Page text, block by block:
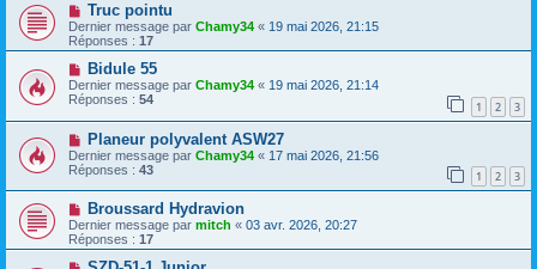
Truc pointu
Dernier message par Chamy34 « 19 mai 2026, 21:15
Réponses : 17
Bidule 55
Dernier message par Chamy34 « 19 mai 2026, 21:14
Réponses : 54 1 2 3
Planeur polyvalent ASW27
Dernier message par Chamy34 « 17 mai 2026, 21:56
Réponses : 43 1 2 3
Broussard Hydravion
Dernier message par mitch « 03 avr. 2026, 20:27
Réponses : 17